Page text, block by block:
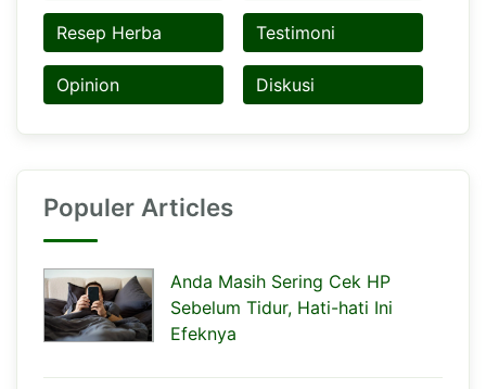
Resep Herba Testimoni
Opinion Diskusi
Populer Articles
Anda Masih Sering Cek HP
Sebelum Tidur, Hati-hati Ini
Efeknya